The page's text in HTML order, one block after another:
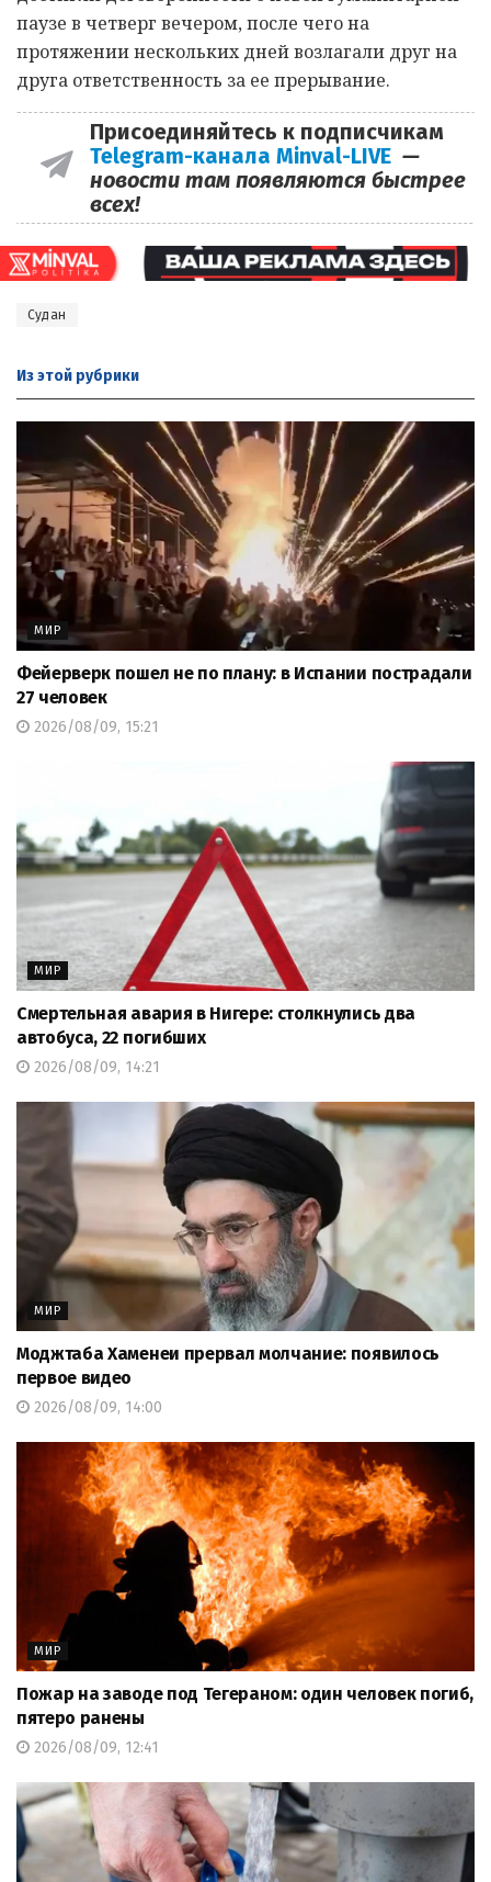
паузе в четверг вечером, после чего на
протяжении нескольких дней возлагали друг на
друга ответственность за ее прерывание.
Присоединяйтесь к подписчикам
Telegram-канала Minval-LIVE —
новости там появляются быстрее
всех!
Судан
Из этой рубрики
МИР
Фейерверк пошел не по плану: в Испании пострадали
27 человек
2026/08/09, 15:21
МИР
Смертельная авария в Нигере: столкнулись два
автобуса, 22 погибших
2026/08/09, 14:21
МИР
Моджтаба Хаменеи прервал молчание: появилось
первое видео
2026/08/09, 14:00
МИР
Пожар на заводе под Тегераном: один человек погиб,
пятеро ранены
2026/08/09, 12:41